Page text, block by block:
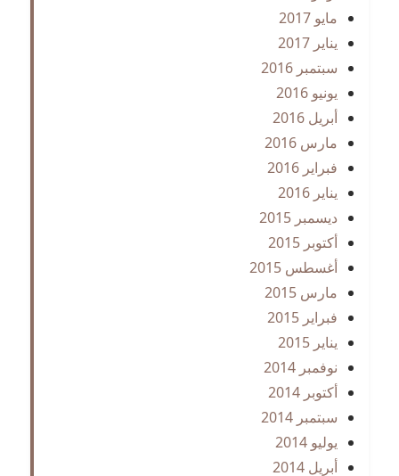
مايو 2017
يناير 2017
سبتمبر 2016
يونيو 2016
أبريل 2016
مارس 2016
فبراير 2016
يناير 2016
ديسمبر 2015
أكتوبر 2015
أغسطس 2015
مارس 2015
فبراير 2015
يناير 2015
نوفمبر 2014
أكتوبر 2014
سبتمبر 2014
يوليو 2014
أبريل 2014